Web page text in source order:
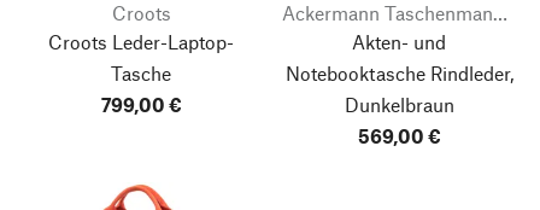
Croots
Croots Leder-Laptop-
Tasche
799,00 €
Ackermann Taschenmanufaktur
Akten- und
Notebooktasche Rindleder,
Dunkelbraun
569,00 €